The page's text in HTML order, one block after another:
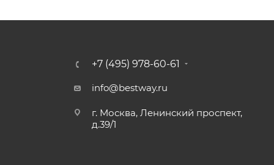
+7 (495) 978-60-61
info@bestway.ru
г. Москва, Ленинский проспект,
д.39/1